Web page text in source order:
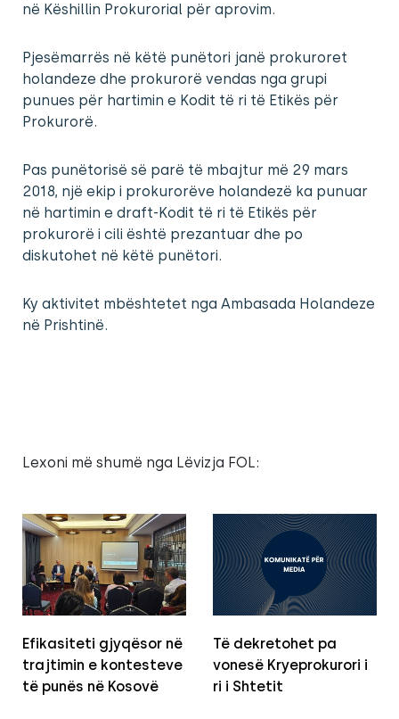
në Këshillin Prokurorial për aprovim.
Pjesëmarrës në këtë punëtori janë prokuroret
holandeze dhe prokurorë vendas nga grupi
punues për hartimin e Kodit të ri të Etikës për
Prokurorë.
Pas punëtorisë së parë të mbajtur më 29 mars
2018, një ekip i prokurorëve holandezë ka punuar
në hartimin e draft-Kodit të ri të Etikës për
prokurorë i cili është prezantuar dhe po
diskutohet në këtë punëtori.
Ky aktivitet mbështetet nga Ambasada Holandeze
në Prishtinë.
Lexoni më shumë nga Lëvizja FOL:
Efikasiteti gjyqësor në
trajtimin e kontesteve
të punës në Kosovë
Të dekretohet pa
vonesë Kryeprokurori i
ri i Shtetit